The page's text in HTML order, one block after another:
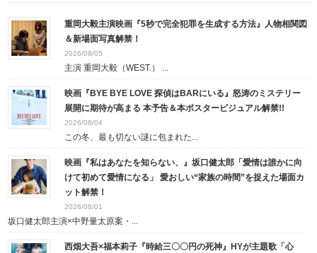
重岡大毅主演映画『5秒で完全犯罪を生成する方法』人物相関図
＆新場面写真解禁！
2026/08/05
主演 重岡大毅（WEST.） ...
映画『BYE BYE LOVE 探偵はBARにいる』怒涛のミステリー
展開に期待が高まる 本予告＆本ポスタービジュアル解禁!!
2026/08/04
この冬、最も切ない謎に包まれた...
映画『私はあなたを知らない、』坂口健太郎「愛情は誰かに向
けて初めて愛情になる」 愛おしい“家族の時間”を捉えた場面カ
ット解禁！
2026/08/01
坂口健太郎主演×中野量太原案・...
西畑大吾×福本莉子『時給三〇〇円の死神』HYが主題歌「心